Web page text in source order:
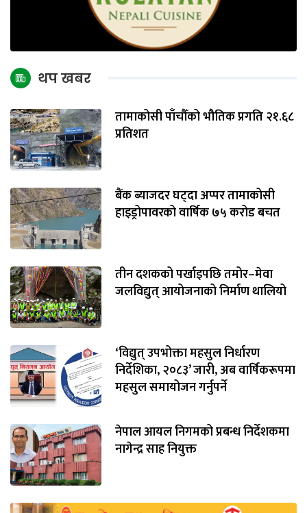
थप खबर
तामाकोसी पाँचौँको भौतिक प्रगति २१.६८
प्रतिशत
बैंक ब्याजदर घट्दा अप्पर तामाकोसी
हाइड्रोपावरको वार्षिक ७५ करोड बचत
तीन दशकको पर्खाइपछि तमोर–मेवा
जलविद्युत् आयोजनाको निर्माण थालियो
‘विद्युत् उपभोक्ता महसुल निर्धारण
निर्देशिका, २०८३’ जारी, अब वार्षिकरूपमा
महसुल समायोजन गर्नुपर्ने
नेपाल आयल निगमको प्रबन्ध निर्देशकमा
नागेन्द्र साह नियुक्त